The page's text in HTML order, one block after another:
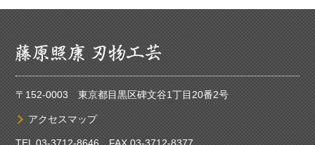
〒152-0003 東京都目黒区碑文谷1丁目20番2号
アクセスマップ